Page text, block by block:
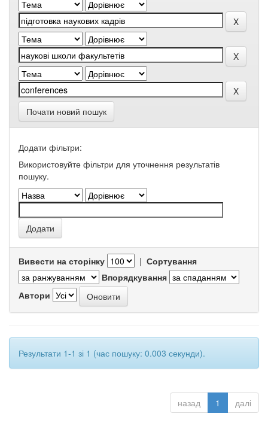
Почати новий пошук
Додати фільтри:
Використовуйте фільтри для уточнення результатів
пошуку.
Вивести на сторінку | Сортування
Впорядкування
Автори
Результати 1-1 зі 1 (час пошуку: 0.003 секунди).
назад 1 далі